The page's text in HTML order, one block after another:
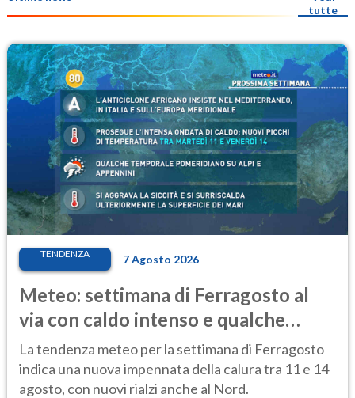
tutte
TENDENZA 7 Agosto 2026
Meteo: settimana di Ferragosto al
via con caldo intenso e qualche
temporale
La tendenza meteo per la settimana di Ferragosto
indica una nuova impennata della calura tra 11 e 14
agosto, con nuovi rialzi anche al Nord.